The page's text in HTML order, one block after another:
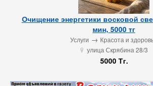
Очищение энергетики восковой
мин, 5000 тг
Услуги → Красота и
u улица Скрябина 28/3
5000 Тг.